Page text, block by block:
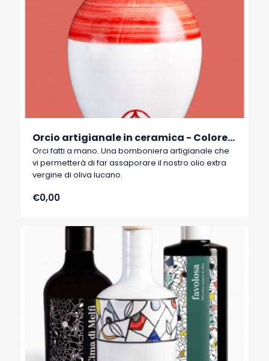
Orcio artigianale in ceramica - Colore rosso Cod. 09
Orci fatti a mano. Una bomboniera artigianale che
vi permetterà di far assaporare il nostro olio extra
vergine di oliva lucano.
€0,00